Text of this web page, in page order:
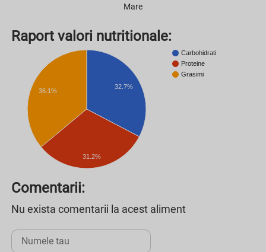
Mare
Raport valori nutritionale:
Carbohidrati
Proteine
Grasimi
32.7%
36.1%
31.2%
Comentarii:
Nu exista comentarii la acest aliment